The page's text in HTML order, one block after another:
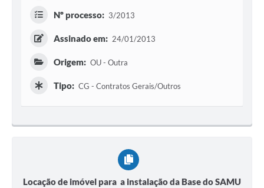
Nº processo: 3/2013
Assinado em: 24/01/2013
Origem: OU - Outra
Tipo: CG - Contratos Gerais/Outros
Locação de imóvel para a instalação da Base do SAMU